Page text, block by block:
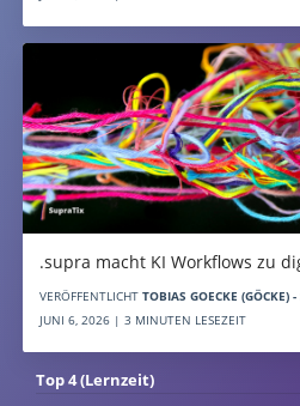
.supra macht KI Workflows zu
VERÖFFENTLICHT TOBIAS GOECKE (GÖCKE)
JUNI 6, 2026 | 3 MINUTEN LESEZEIT
Top 4 (Lernzeit)